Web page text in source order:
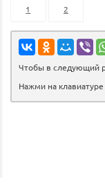
1 2
Чтобы в следующий
Нажми на клавиатуре